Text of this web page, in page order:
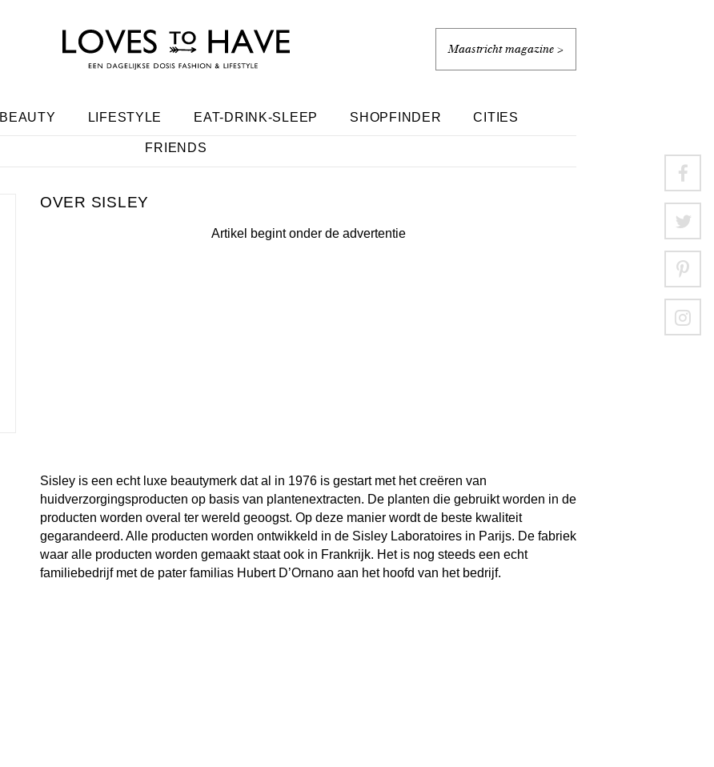
Maastricht magazine >
BEAUTY LIFESTYLE EAT-DRINK-SLEEP SHOPFINDER CITIES
FRIENDS
SISLEY
Artikel begint onder de advertentie
Sisley is een echt luxe beautymerk dat al in 1976 is gestart met het creëren van
huidverzorgingsproducten op basis van plantenextracten. De planten die gebruikt worden in de
producten worden overal ter wereld geoogst. Op deze manier wordt de beste kwaliteit
gegarandeerd. Alle producten worden ontwikkeld in de Sisley Laboratoires in Parijs. De fabriek
waar alle producten worden gemaakt staat ook in Frankrijk. Het is nog steeds een echt
familiebedrijf met de pater familias Hubert D’Ornano aan het hoofd van het bedrijf.